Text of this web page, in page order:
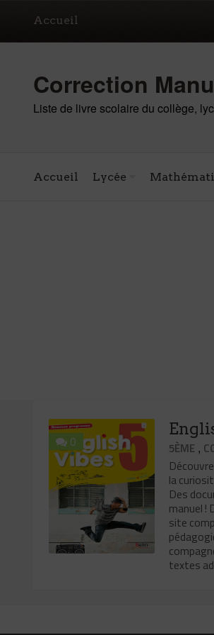
Accueil
Correction
Liste de livre scolaire du collège,
Accueil Lycée
0 5ÈME ,
la
Des
manuel !
site
textes